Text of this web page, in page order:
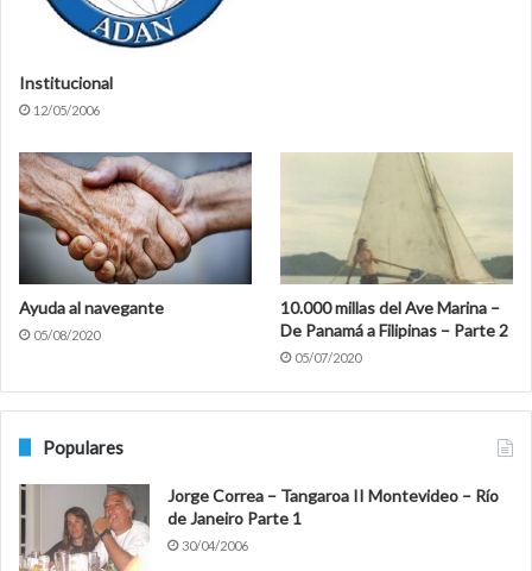
Institucional
12/05/2006
Ayuda al navegante
05/08/2020
10.000 millas del Ave Marina –
De Panamá a Filipinas – Parte 2
05/07/2020
Populares
Jorge Correa – Tangaroa II Montevideo – Río
de Janeiro Parte 1
30/04/2006